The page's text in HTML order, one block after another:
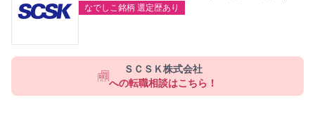
なでしこ銘柄 選定歴あり
ＳＣＳＫ株式会社
への転職相談はこちら！